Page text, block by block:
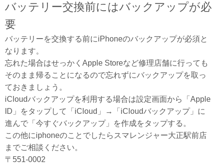
バッテリー交換前にはバックアップが必
要
バッテリーを交換する前にiPhoneのバックアップが必須と
なります。
忘れた場合はせっかくApple Storeなど修理店舗に行っても
そのまま帰ることになるので忘れずにバックアップを取っ
ておきましょう。
iCloudバックアップを利用する場合は設定画面から「Apple
ID」をタップして「iCloud」→「iCloudバックアップ」に
進んで「今すぐバックアップ」を作成をタップする。
この他にiphoneのことでしたらスマレンジャー大正駅前店
までご相談ください。
〒551-0002